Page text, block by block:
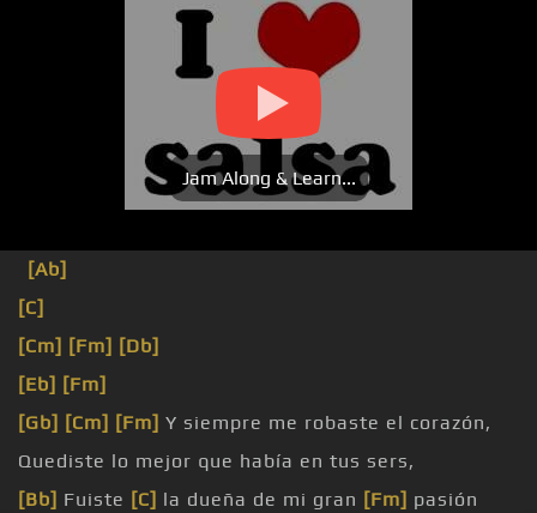
Jam Along & Learn...
[Ab]
[C]
[Cm] [Fm] [Db]
[Eb] [Fm]
[Gb] [Cm] [Fm] Y siempre me robaste el corazón,
Quediste lo mejor que había en tus sers,
[Bb] Fuiste [C] la dueña de mi gran [Fm] pasión